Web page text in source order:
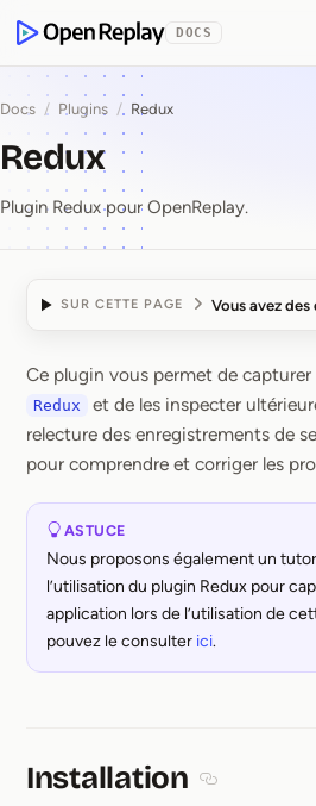
OpenReplay
DOCS
Docs / Plugins / Redux
Redux
Plugin Redux pour OpenReplay.
SUR CETTE PAGE Vous avez des
Redux
Ce plugin vous permet de capturer
Redux
et de les inspecter
relecture des enregistrements de
pour comprendre et corriger les
ASTUCE
Nous proposons également un
l’utilisation du plugin Redux pour
application lors de l’utilisation de
pouvez le consulter ici.
Installation